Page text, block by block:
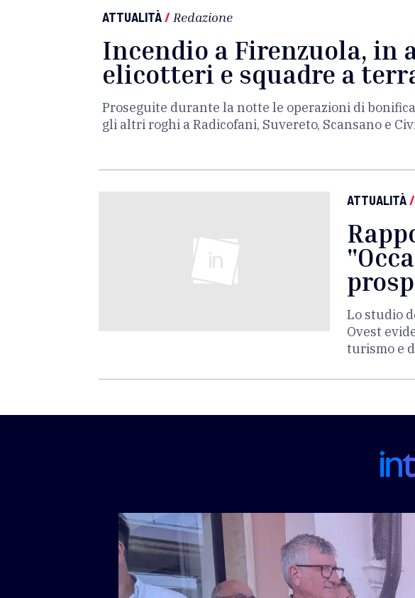
ATTUALITÀ/ Redazione
Incendio a Firenzuola, in
elicotteri e squadre a
Proseguite durante la notte le operazioni di
gli altri roghi a Radicofani, Suvereto, Scansano e
ATTUALITÀ/
Lo studio
Ovest
turismo e